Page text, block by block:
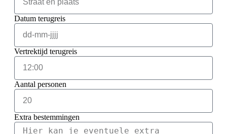
Datum terugreis
Vertrektijd terugreis
Aantal personen
Extra bestemmingen